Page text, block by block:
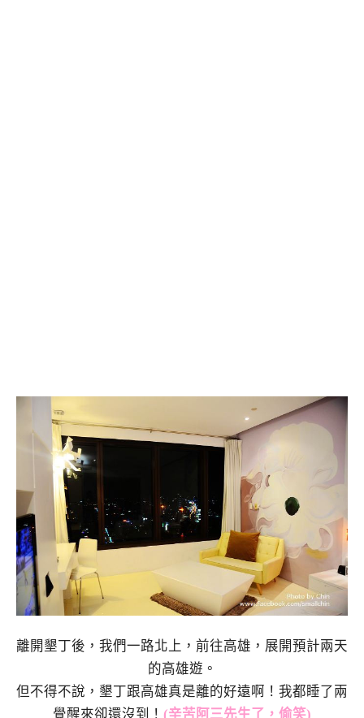
離開墾丁後，我們一路北上，前往高雄，展開預計兩天
的高雄遊。
但不得不說，墾丁跟高雄真是離的好遠啊！我都睡了兩
覺醒來卻還沒到！ (辛苦阿三先生了，偷笑)